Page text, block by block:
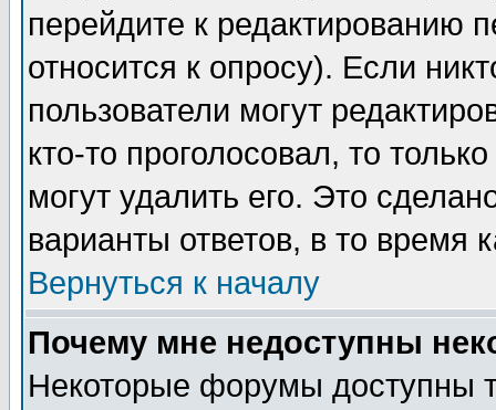
перейдите к редактированию
относится к опросу). Если
пользователи могут
кто-то проголосовал, то
могут удалить его. Это
варианты ответов, в то время
Вернуться к началу
Почему мне недоступны
Некоторые форумы доступны